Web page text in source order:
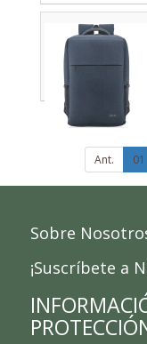
Ant. 01
Sobre
¡Suscríbete a